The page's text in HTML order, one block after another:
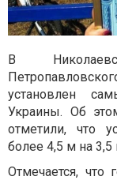
В
установлен
Украины. Об
отметили, что
более 4,5 м на 3,5
Отмечается, что